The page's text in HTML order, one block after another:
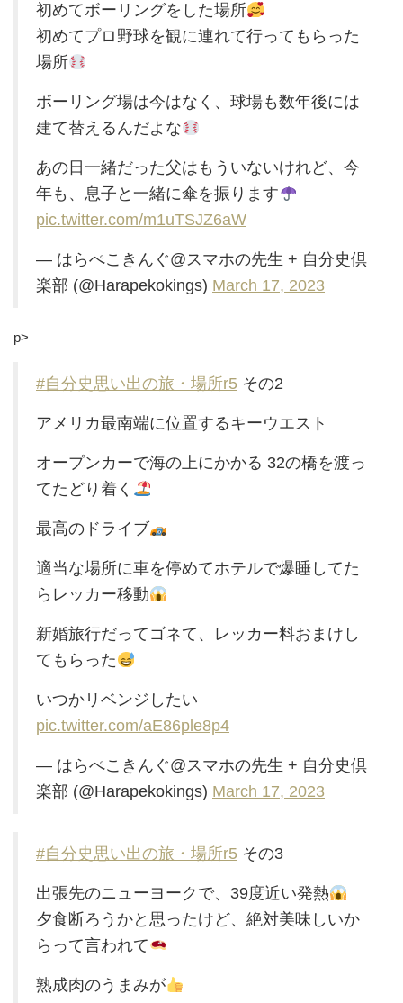
初めてボーリングをした場所
初めてプロ野球を観に連れて行ってもらった
場所
ボーリング場は今はなく、球場も数年後には
建て替えるんだよな
あの日一緒だった父はもういないけれど、今
年も、息子と一緒に傘を振ります
pic.twitter.com/m1uTSJZ6aW
— はらぺこきんぐ@スマホの先生 + 自分史倶
楽部 (@Harapekokings) March 17, 2023
p>
#自分史思い出の旅・場所r5 その2
アメリカ最南端に位置するキーウエスト
オープンカーで海の上にかかる 32の橋を渡っ
てたどり着く
最高のドライブ
適当な場所に車を停めてホテルで爆睡してた
らレッカー移動
新婚旅行だってゴネて、レッカー料おまけし
てもらった
いつかリベンジしたい
pic.twitter.com/aE86ple8p4
— はらぺこきんぐ@スマホの先生 + 自分史倶
楽部 (@Harapekokings) March 17, 2023
#自分史思い出の旅・場所r5 その3
出張先のニューヨークで、39度近い発熱
夕食断ろうかと思ったけど、絶対美味しいか
らって言われて
熟成肉のうまみが